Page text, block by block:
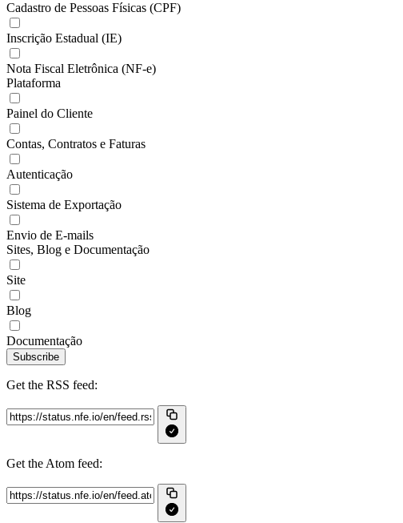
Cadastro de Pessoas Físicas (CPF)
Inscrição Estadual (IE)
Nota Fiscal Eletrônica (NF-e)
Plataforma
Painel do Cliente
Contas, Contratos e Faturas
Autenticação
Sistema de Exportação
Envio de E-mails
Sites, Blog e Documentação
Site
Blog
Documentação
Subscribe
Get the RSS feed:
Get the Atom feed: